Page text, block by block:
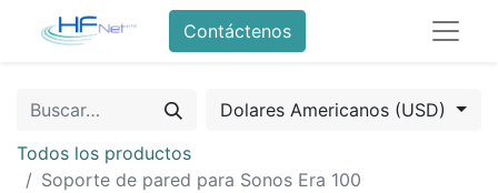
Contáctenos
Dolares Americanos (USD)
Todos los productos
Soporte de pared para Sonos Era 100